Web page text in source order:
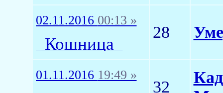
02.11.2016 00:13 »
_Кошница_
28
01.11.2016 19:49 »
32